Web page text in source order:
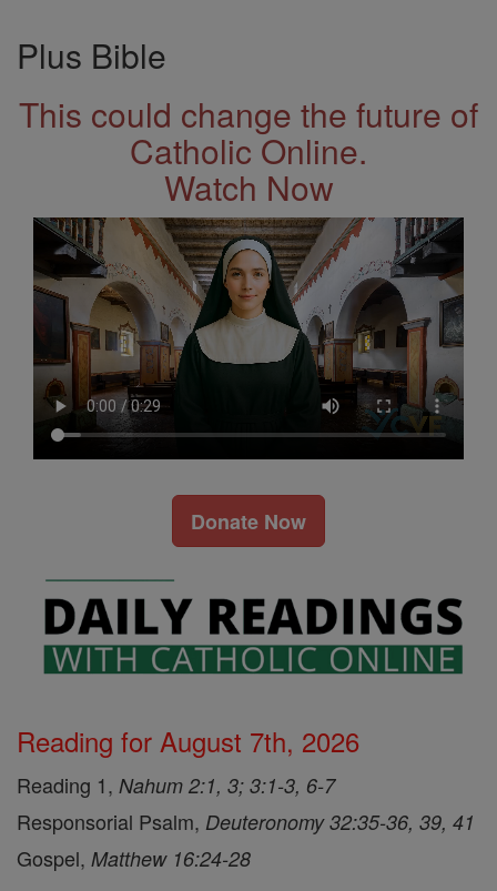
Plus Bible
This could change the future of
Catholic Online.
Watch Now
Donate Now
Reading for August 7th, 2026
Reading 1, Nahum 2:1, 3; 3:1-3, 6-7
Responsorial Psalm, Deuteronomy 32:35-36, 39, 41
Gospel, Matthew 16:24-28